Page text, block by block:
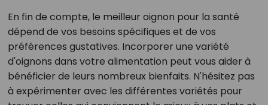
En fin de compte, le meilleur oignon pour la santé
dépend de vos besoins spécifiques et de vos
préférences gustatives. Incorporer une variété
d'oignons dans votre alimentation peut vous aider à
bénéficier de leurs nombreux bienfaits. N'hésitez pas
à expérimenter avec les différentes variétés pour